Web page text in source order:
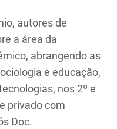
autores de
a área da
abrangendo as
e educação,
nos 2º e
privado com
Doc.